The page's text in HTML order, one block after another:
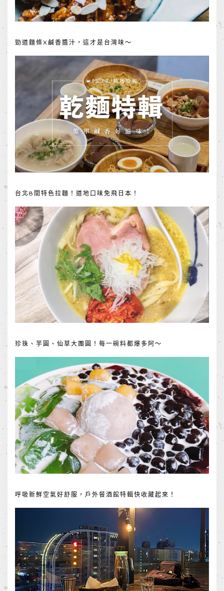
勁道麵條X鹹香醬汁，這才是台灣味～
台北8間特色拉麵！道地口味免飛日本！
珍珠、芋圓、仙草大團圓！每一碗料都爆多阿～
呼吸新鮮空氣好舒服，戶外餐酒館特輯快收藏起來！